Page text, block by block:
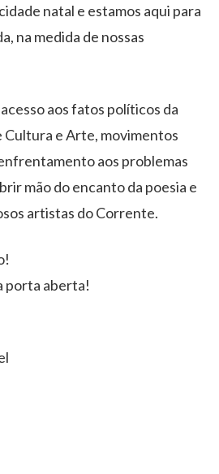
natal e estamos aqui para
na medida de nossas
aos fatos políticos da
Cultura e Arte, movimentos
aos problemas
mão do encanto da poesia e
artistas do Corrente.
porta aberta!